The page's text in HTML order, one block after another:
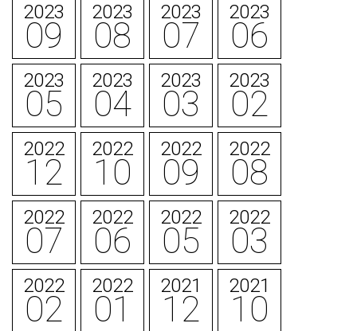
2023
09
2023
08
2023
07
2023
06
2023
05
2023
04
2023
03
2023
02
2022
12
2022
10
2022
09
2022
08
2022
07
2022
06
2022
05
2022
03
2022
02
2022
01
2021
12
2021
10